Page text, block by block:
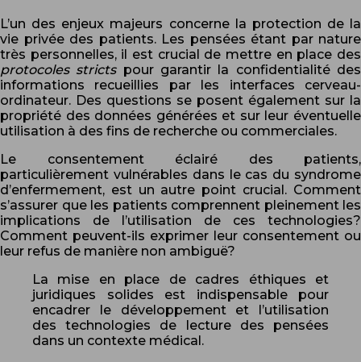
L’un des enjeux majeurs concerne la protection de la
vie privée des patients. Les pensées étant par nature
très personnelles, il est crucial de mettre en place des
protocoles stricts pour garantir la confidentialité des
informations recueillies par les interfaces cerveau-
ordinateur. Des questions se posent également sur la
propriété des données générées et sur leur éventuelle
utilisation à des fins de recherche ou commerciales.
Le consentement éclairé des patients,
particulièrement vulnérables dans le cas du syndrome
d’enfermement, est un autre point crucial. Comment
s’assurer que les patients comprennent pleinement les
implications de l’utilisation de ces technologies?
Comment peuvent-ils exprimer leur consentement ou
leur refus de manière non ambiguë?
La mise en place de cadres éthiques et
juridiques solides est indispensable pour
encadrer le développement et l’utilisation
des technologies de lecture des pensées
dans un contexte médical.